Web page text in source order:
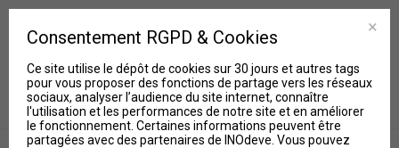
Consentement RGPD & Cookies
Ce site utilise le dépôt de cookies sur 30 jours et autres tags
pour vous proposer des fonctions de partage vers les réseaux
sociaux, analyser l’audience du site internet, connaître
l'utilisation et les performances de notre site et en améliorer
le fonctionnement. Certaines informations peuvent être
partagées avec des partenaires de INOdeve. Vous pouvez